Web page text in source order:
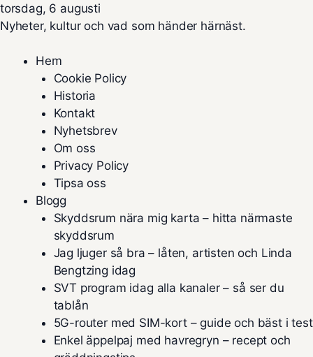
torsdag, 6 augusti
Nyheter, kultur och vad som händer härnäst.
Hem
Cookie Policy
Historia
Kontakt
Nyhetsbrev
Om oss
Privacy Policy
Tipsa oss
Blogg
Skyddsrum nära mig karta – hitta närmaste
skyddsrum
Jag ljuger så bra – låten, artisten och Linda
Bengtzing idag
SVT program idag alla kanaler – så ser du
tablån
5G-router med SIM-kort – guide och bäst i test
Enkel äppelpaj med havregryn – recept och